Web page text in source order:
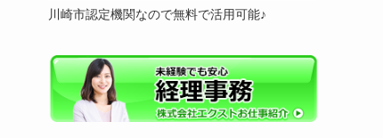
川崎市認定機関なので無料で活用可能♪